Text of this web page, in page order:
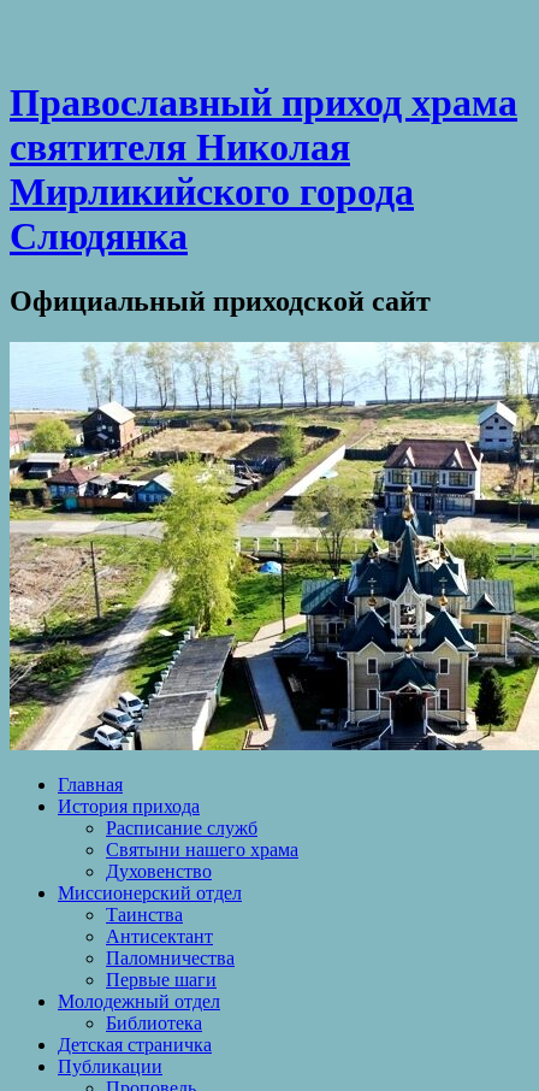
Православный приход храма
святителя Николая
Мирликийского города
Слюдянка
Официальный приходской сайт
Главная
История прихода
Расписание служб
Святыни нашего храма
Духовенство
Миссионерский отдел
Таинства
Антисектант
Паломничества
Первые шаги
Молодежный отдел
Библиотека
Детская страничка
Публикации